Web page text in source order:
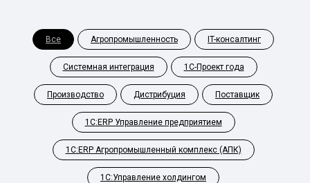
Все Агропромышленность IT-консалтинг
Системная интеграция 1С-Проект года
Производство Дистрибуция Поставщик
1С:ERP Управление предприятием
1С:ERP Агропромышленный комплекс (АПК)
1С:Управление холдингом